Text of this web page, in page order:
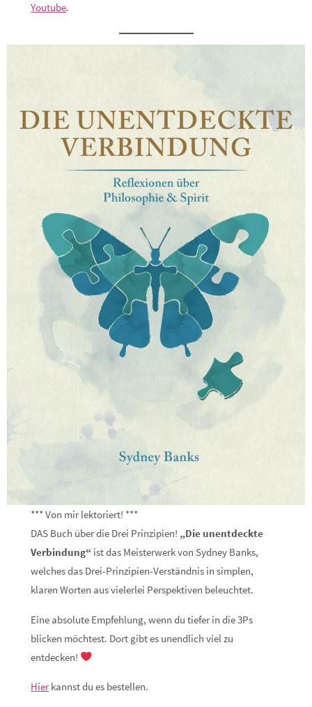
Youtube.
*** Von mir lektoriert! ***
DAS Buch über die Drei Prinzipien! „Die unentdeckte
Verbindung“ ist das Meisterwerk von Sydney Banks,
welches das Drei-Prinzipien-Verständnis in simplen,
klaren Worten aus vielerlei Perspektiven beleuchtet.
Eine absolute Empfehlung, wenn du tiefer in die 3Ps
blicken möchtest. Dort gibt es unendlich viel zu
entdecken!
Hierkannst du es bestellen.